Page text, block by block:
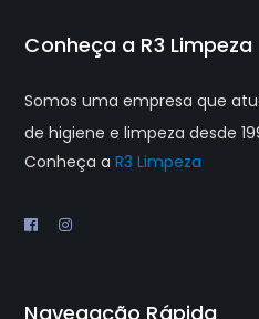
Conheça a R3 Limpeza
Somos uma empresa que
de higiene e limpeza desde
Conheça aR3 Limpeza
Navegação Rápida